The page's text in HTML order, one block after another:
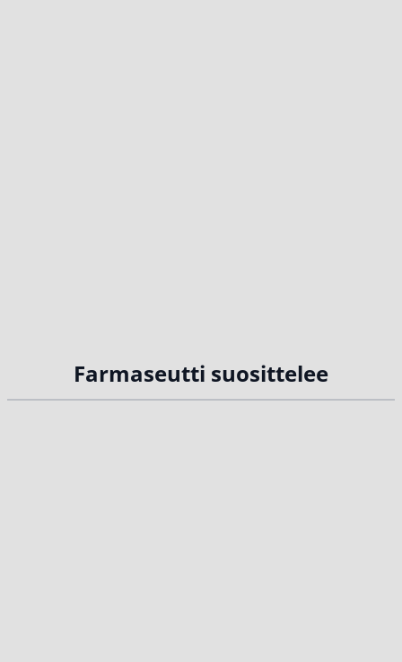
Farmaseutti suosittelee